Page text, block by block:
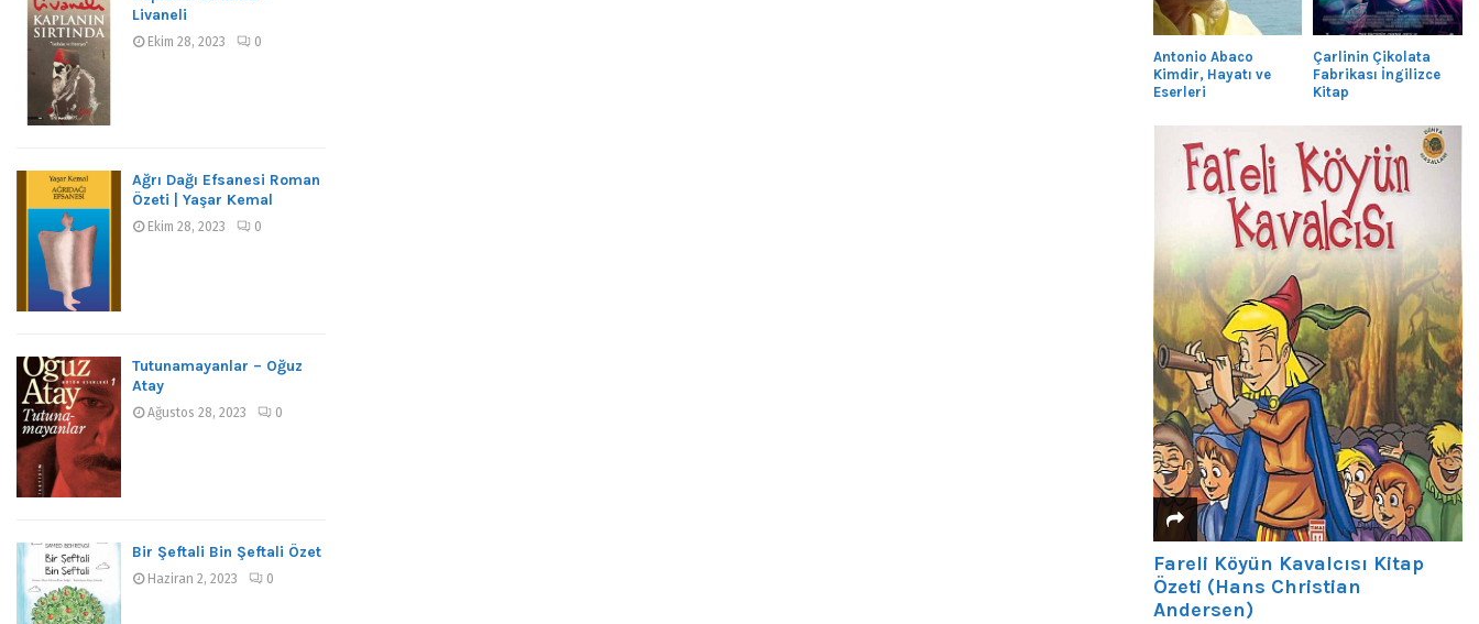
Livaneli
Ekim 28, 2023 0
Ağrı Dağı Efsanesi Roman
Özeti | Yaşar Kemal
Ekim 28, 2023 0
Tutunamayanlar – Oğuz
Atay
Ağustos 28, 2023 0
Bir Şeftali Bin Şeftali Özet
Haziran 2, 2023 0
Antonio Abaco
Kimdir, Hayatı ve
Eserleri
Çarlinin Çikolata
Fabrikası İngilizce
Kitap
Fareli Köyün Kavalcısı Kitap
Özeti (Hans Christian
Andersen)